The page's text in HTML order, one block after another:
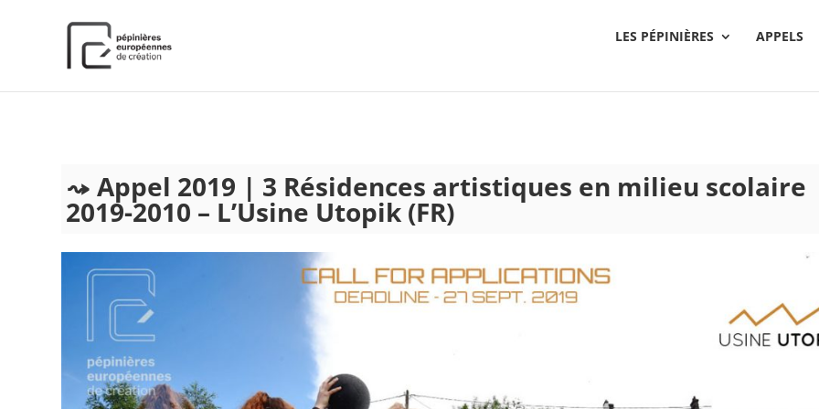
LES PÉPINIÈRES
APPELS
Appel 2019 | 3 Résidences artistiques en milieu scolaire
2019-2010 – L’Usine Utopik (FR)